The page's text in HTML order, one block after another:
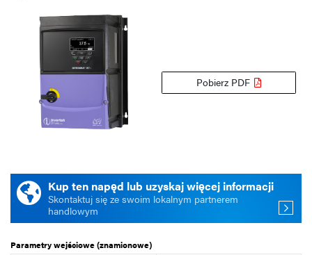
Pobierz PDF
Kup ten napęd lub uzyskaj więcej informacji
Skontaktuj się ze swoim lokalnym partnerem
handlowym
Parametry wejściowe (znamionowe)